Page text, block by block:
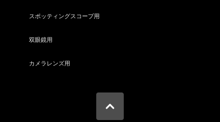
スポッティングスコープ用
双眼鏡用
カメラレンズ用